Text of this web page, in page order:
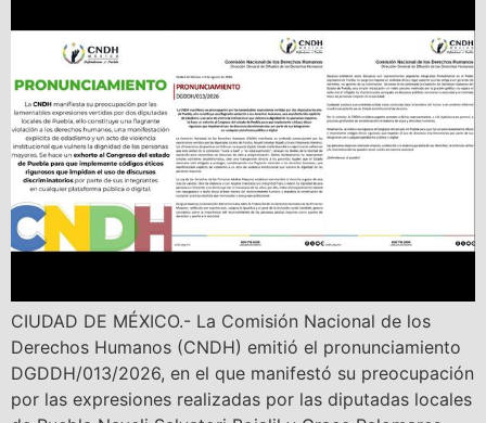
CIUDAD DE MÉXICO.- La Comisión Nacional de los
Derechos Humanos (CNDH) emitió el pronunciamiento
DGDDH/013/2026, en el que manifestó su preocupación
por las expresiones realizadas por las diputadas locales